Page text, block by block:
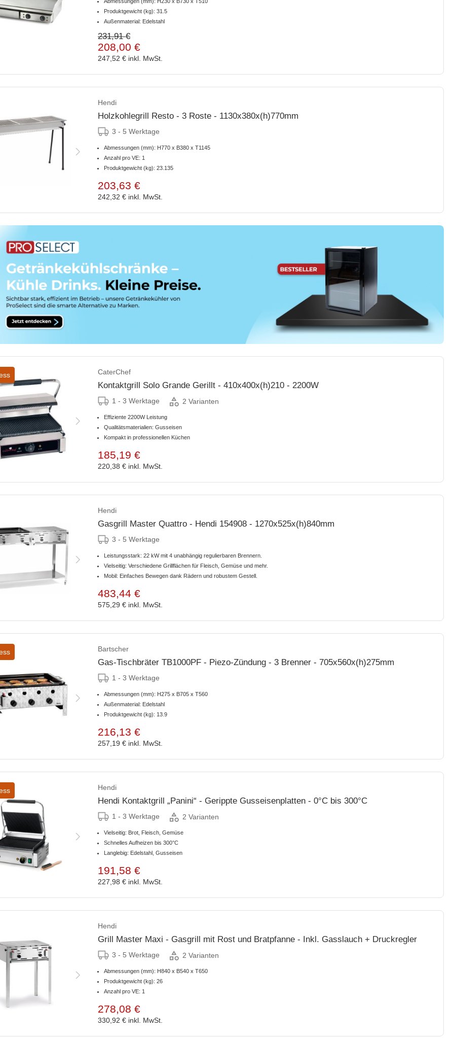
Produktgewicht (kg): 31.5
Außenmaterial: Edelstahl
231,91 €
208,00 €
247,52 € inkl. MwSt.
Hendi
Holzkohlegrill Resto - 3 Roste - 1130x380x(h)770mm
3 - 5 Werktage
Abmessungen (mm): H770 x B380 x T1145
Anzahl pro VE: 1
Produktgewicht (kg): 23.135
203,63 €
242,32 € inkl. MwSt.
CaterChef
Kontaktgrill Solo Grande Gerillt - 410x400x(h)210 - 2200W
1 - 3 Werktage 2 Varianten
Effiziente 2200W Leistung
Qualitätsmaterialien: Gusseisen
Kompakt in professionellen Küchen
185,19 €
220,38 € inkl. MwSt.
Hendi
Gasgrill Master Quattro - Hendi 154908 - 1270x525x(h)840mm
3 - 5 Werktage
Leistungsstark: 22 kW mit 4 unabhängig regulierbaren Brennern.
Vielseitig: Verschiedene Grillflächen für Fleisch, Gemüse und mehr.
Mobil: Einfaches Bewegen dank Rädern und robustem Gestell.
483,44 €
575,29 € inkl. MwSt.
Bartscher
Gas-Tischbräter TB1000PF - Piezo-Zündung - 3 Brenner - 705x560x(h)275mm
1 - 3 Werktage
Abmessungen (mm): H275 x B705 x T560
Außenmaterial: Edelstahl
Produktgewicht (kg): 13.9
216,13 €
257,19 € inkl. MwSt.
Hendi
Hendi Kontaktgrill „Panini“ - Gerippte Gusseisenplatten - 0°C bis 300°C
1 - 3 Werktage 2 Varianten
Vielseitig: Brot, Fleisch, Gemüse
Schnelles Aufheizen bis 300°C
Langlebig: Edelstahl, Gusseisen
191,58 €
227,98 € inkl. MwSt.
Hendi
Grill Master Maxi - Gasgrill mit Rost und Bratpfanne - Inkl. Gasslauch + Druckregler
3 - 5 Werktage 2 Varianten
Abmessungen (mm): H840 x B540 x T650
Produktgewicht (kg): 26
Anzahl pro VE: 1
278,08 €
330,92 € inkl. MwSt.